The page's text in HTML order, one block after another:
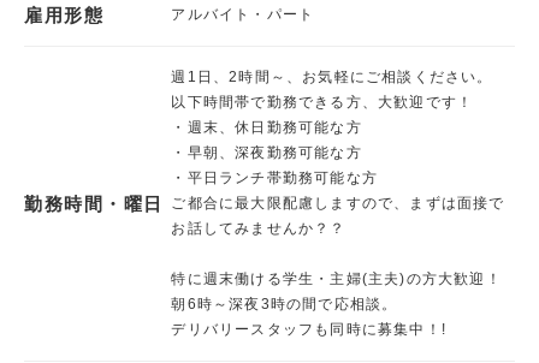
雇用形態 アルバイト・パート
勤務時間・曜日
週1日、2時間～、お気軽にご相談ください。
以下時間帯で勤務できる方、大歓迎です！
・週末、休日勤務可能な方
・早朝、深夜勤務可能な方
・平日ランチ帯勤務可能な方
ご都合に最大限配慮しますので、まずは面接で
お話してみませんか？？
特に週末働ける学生・主婦(主夫)の方大歓迎！
朝6時～深夜3時の間で応相談。
デリバリースタッフも同時に募集中！!